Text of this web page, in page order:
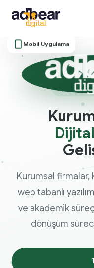
Kurumsal firmalar,
web tabanlı
ve akademik süreç
dönüşüm